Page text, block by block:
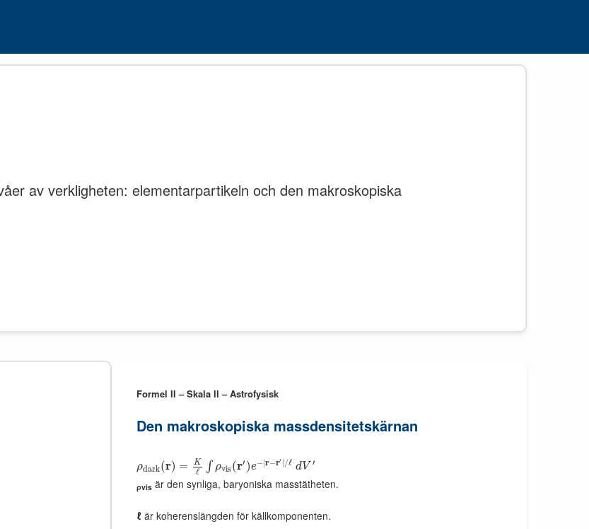
av verkligheten: elementarpartikeln och den makroskopiska
Formel II – Skala II – Astrofysisk
Den makroskopiska massdensitetskärnan
ρdark(r) = K
ℓ ∫ ρvis(r′ )e−|r−r′ |/ℓ dV ′
ρvis är den synliga, baryoniska masstätheten.
ℓ är koherenslängden för källkomponenten.